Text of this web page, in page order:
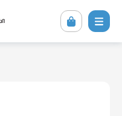
აქსესუარები